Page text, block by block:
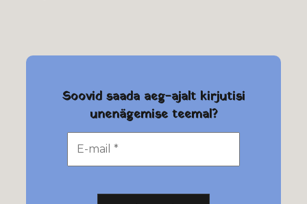
Soovid saada aeg-ajalt kirjutisi
unenägemise teemal?